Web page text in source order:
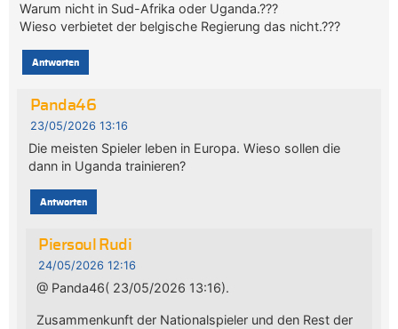
Warum nicht in Sud-Afrika oder Uganda.???
Wieso verbietet der belgische Regierung das nicht.???
Antworten
Panda46
23/05/2026 13:16
Die meisten Spieler leben in Europa. Wieso sollen die
dann in Uganda trainieren?
Antworten
Piersoul Rudi
24/05/2026 12:16
@ Panda46( 23/05/2026 13:16).
Zusammenkunft der Nationalspieler und den Rest der